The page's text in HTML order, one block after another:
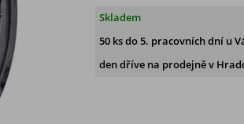
Skladem
50 ksdo 5. pracovních dní u
den dříve na prodejněv